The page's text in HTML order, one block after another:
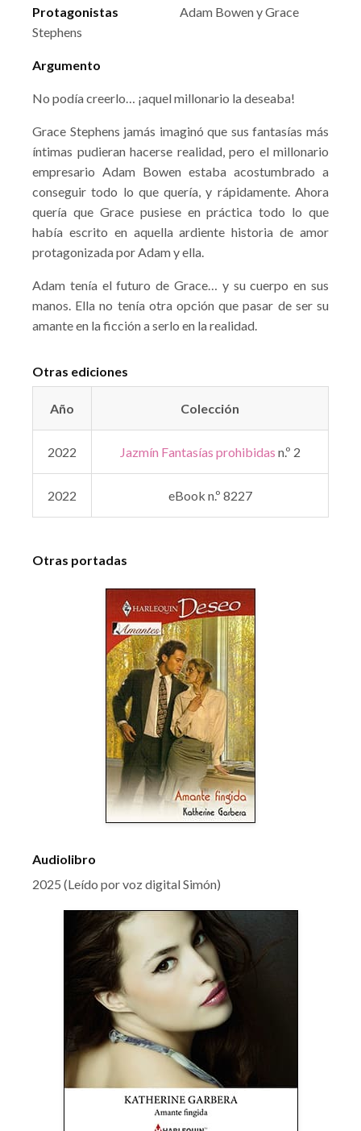
Protagonistas
Adam Bowen y Grace
Stephens
Argumento
No podía creerlo… ¡aquel millonario la deseaba!
Grace Stephens jamás imaginó que sus fantasías más
íntimas pudieran hacerse realidad, pero el millonario
empresario Adam Bowen estaba acostumbrado a
conseguir todo lo que quería, y rápidamente. Ahora
quería que Grace pusiese en práctica todo lo que
había escrito en aquella ardiente historia de amor
protagonizada por Adam y ella.
Adam tenía el futuro de Grace… y su cuerpo en sus
manos. Ella no tenía otra opción que pasar de ser su
amante en la ficción a serlo en la realidad.
Otras ediciones
Año Colección
2022 Jazmín Fantasías prohibidas n.º 2
2022 eBook n.º 8227
Otras portadas
Audiolibro
2025 (Leído por voz digital Simón)